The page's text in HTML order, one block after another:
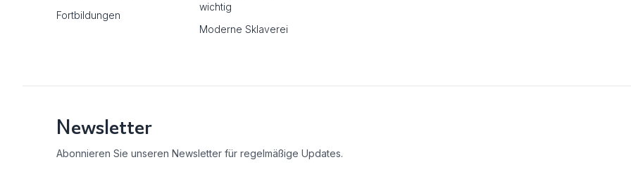
Fortbildungen
wichtig
Moderne Sklaverei
Newsletter
Abonnieren Sie unseren Newsletter für regelmäßige Updates.